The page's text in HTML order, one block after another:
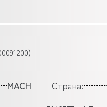
MACH Страна: